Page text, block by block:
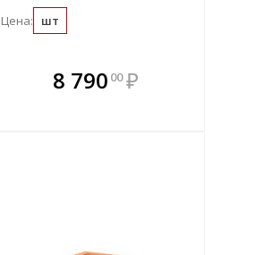
В комплекте
всегда выгоднее!
Цена: шт
8 790 00 ₽